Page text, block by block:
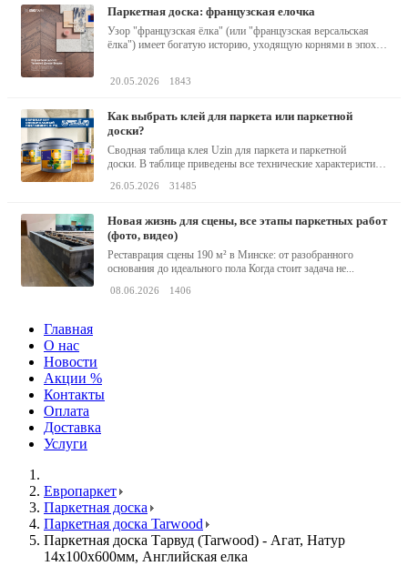
паркетная доска: французская елочка
Узор "французская ёлка" (или "французская версальская
ёлка") имеет богатую историю, уходящую корнями в эпоху
20.05.2026 1843
как выбрать клей для паркета или паркетной
доски?
Сводная таблица клея Uzin для паркета и паркетной
доски. В таблице приведены все технические характеристики
26.05.2026 31485
новая жизнь для сцены, все этапы паркетных работ
(фото, видео)
Реставрация сцены 190 м² в Минске: от разобранного
основания до идеального пола Когда стоит задача не...
08.06.2026 1406
Главная
О нас
Новости
Акции %
Контакты
Оплата
Доставка
Услуги
Европаркет
Паркетная доска
Паркетная доска Tarwood
Паркетная доска Тарвуд (Tarwood) - Агат, Натур
14х100х600мм, Английская елка